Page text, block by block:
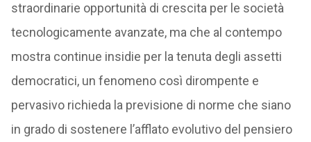
straordinarie opportunità di crescita per le società
tecnologicamente avanzate, ma che al contempo
mostra continue insidie per la tenuta degli assetti
democratici, un fenomeno così dirompente e
pervasivo richieda la previsione di norme che siano
in grado di sostenere l’afflato evolutivo del pensiero